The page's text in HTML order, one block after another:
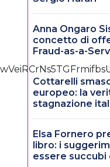
Anna Ongaro
concetto di
Fraud-as-a-
Cottarelli
europeo: la
stagnazione
Elsa Fornero
libro: i
essere succubi